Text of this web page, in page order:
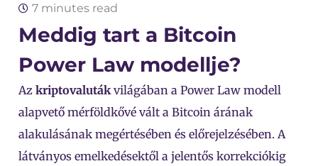
7 minutes read
Meddig tart a Bitcoin
Power Law modellje?
Az kriptovaluták világában a Power Law modell
alapvető mérföldkővé vált a Bitcoin árának
alakulásának megértésében és előrejelzésében. A
látványos emelkedésektől a jelentős korrekciókig